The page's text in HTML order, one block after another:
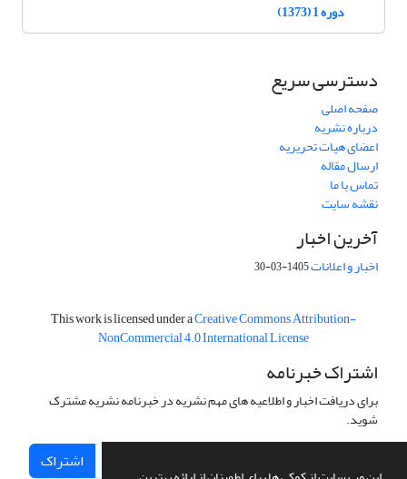
دوره 1 (1373)
دسترسی سریع
صفحه اصلی
درباره نشریه
اعضای هیات تحریریه
ارسال مقاله
تماس با ما
نقشه سایت
آخرین اخبار
اخبار و اعلانات1405-03-30
This work is licensed under aCreative Commons Attribution-
NonCommercial 4.0 International License
اشتراک خبرنامه
برای دریافت اخبار و اطلاعیه های مهم نشریه در خبرنامه نشریه مشترک
شوید.
اشتراک